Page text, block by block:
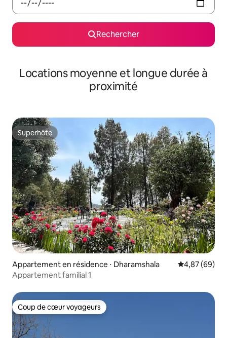
Rechercher
Locations moyenne et longue durée à
proximité
Superhôte
Superhôte
Appartement en résidence ⋅ Dharamshala Évaluation
4,87 (69)
Appartement familial 1
Coup de cœur voyageurs
Coup de cœur voyageurs